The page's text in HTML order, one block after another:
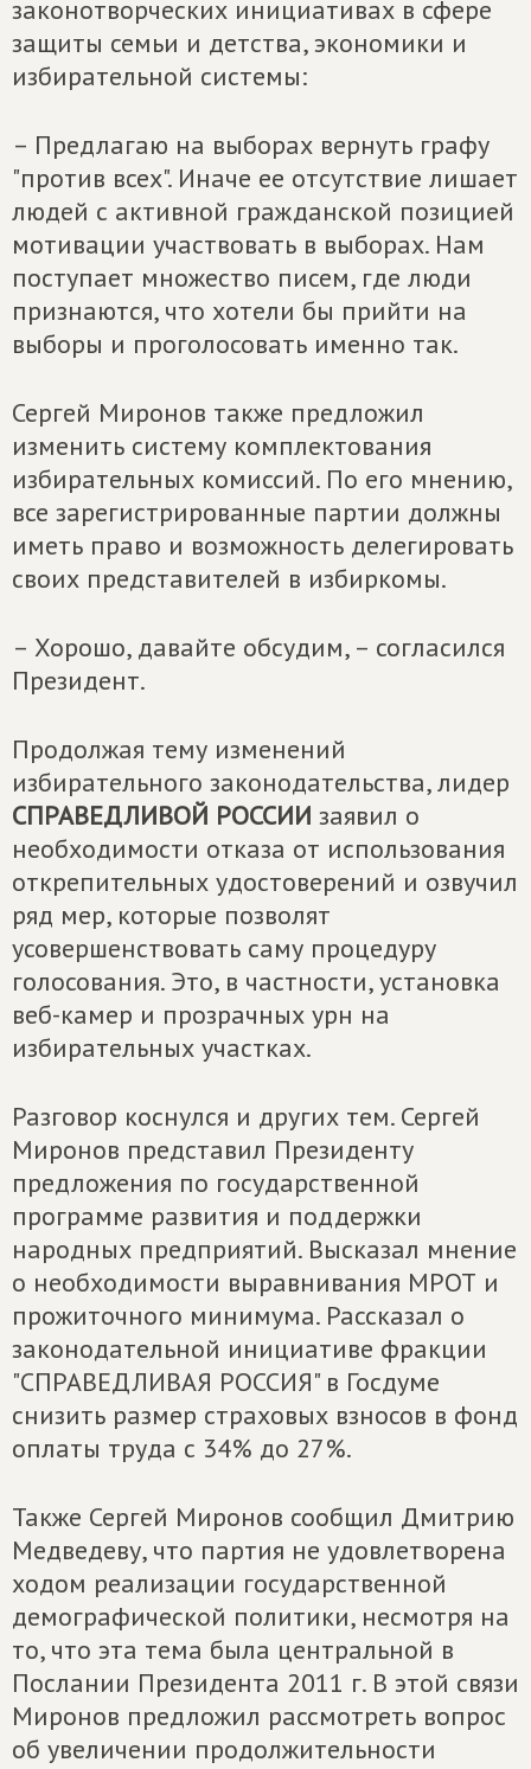
законотворческих инициативах в сфере
защиты семьи и детства, экономики и
избирательной системы:
– Предлагаю на выборах вернуть графу
"против всех". Иначе ее отсутствие лишает
людей с активной гражданской позицией
мотивации участвовать в выборах. Нам
поступает множество писем, где люди
признаются, что хотели бы прийти на
выборы и проголосовать именно так.
Сергей Миронов также предложил
изменить систему комплектования
избирательных комиссий. По его мнению,
все зарегистрированные партии должны
иметь право и возможность делегировать
своих представителей в избиркомы.
– Хорошо, давайте обсудим, – согласился
Президент.
Продолжая тему изменений
избирательного законодательства, лидер
СПРАВЕДЛИВОЙ РОССИИ заявил о
необходимости отказа от использования
открепительных удостоверений и озвучил
ряд мер, которые позволят
усовершенствовать саму процедуру
голосования. Это, в частности, установка
веб-камер и прозрачных урн на
избирательных участках.
Разговор коснулся и других тем. Сергей
Миронов представил Президенту
предложения по государственной
программе развития и поддержки
народных предприятий. Высказал мнение
о необходимости выравнивания МРОТ и
прожиточного минимума. Рассказал о
законодательной инициативе фракции
"СПРАВЕДЛИВАЯ РОССИЯ" в Госдуме
снизить размер страховых взносов в фонд
оплаты труда с 34% до 27%.
Также Сергей Миронов сообщил Дмитрию
Медведеву, что партия не удовлетворена
ходом реализации государственной
демографической политики, несмотря на
то, что эта тема была центральной в
Послании Президента 2011 г. В этой связи
Миронов предложил рассмотреть вопрос
об увеличении продолжительности